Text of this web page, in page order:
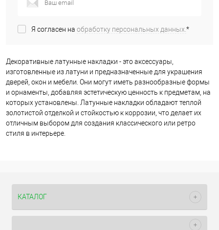
Я согласен на обработку персональных данных.*
Декоративные латунные накладки - это аксессуары,
изготовленные из латуни и предназначенные для украшения
дверей, окон и мебели. Они могут иметь разнообразные формы
и орнаменты, добавляя эстетическую ценность к предметам, на
которых установлены. Латунные накладки обладают теплой
золотистой отделкой и стойкостью к коррозии, что делает их
отличным выбором для создания классического или ретро
стиля в интерьере.
КАТАЛОГ